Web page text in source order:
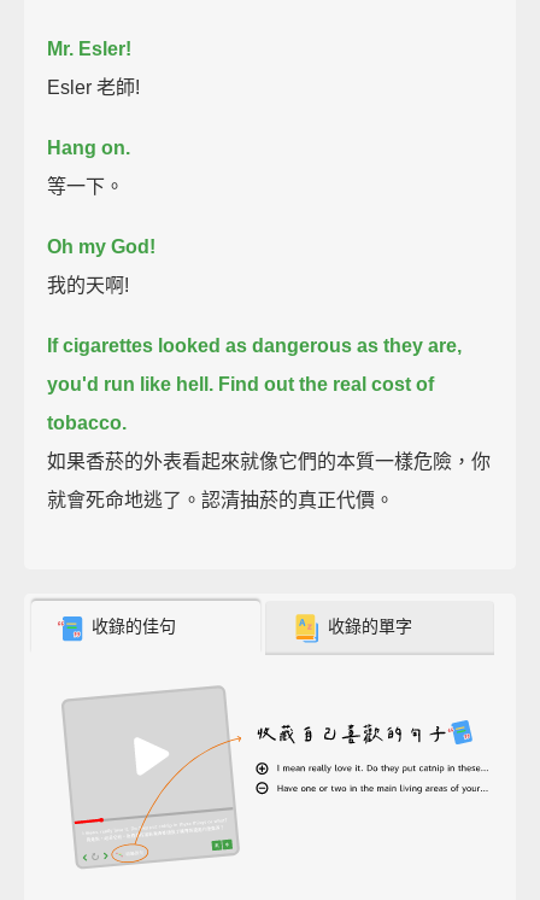
Mr. Esler!
Esler 老師!
Hang on.
等一下。
Oh my God!
我的天啊!
If cigarettes looked as dangerous as they are,
you'd run like hell. Find out the real cost of
tobacco.
如果香菸的外表看起來就像它們的本質一樣危險，你
就會死命地逃了。認清抽菸的真正代價。
收錄的佳句 收錄的單字